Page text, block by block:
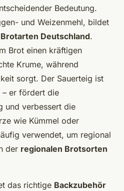
Bedeutung.
und Weizenmehl, bildet
Brotarten Deutschland.
Brot einen kräftigen
Krume, während
sorgt. Der Sauerteig ist
– er fördert die
und verbessert die
wie Kümmel oder
verwendet, um regional
der regionalen Brotsorten
das richtige Backzubehör